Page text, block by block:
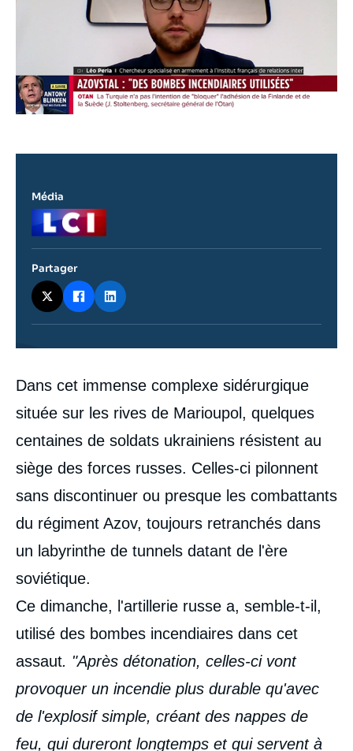
Contenu
médiatique
Dans cet immense complexe sidérurgique
située sur les rives de Marioupol, quelques
centaines de soldats ukrainiens résistent au
siège des forces russes. Celles-ci pilonnent
sans discontinuer ou presque les combattants
du régiment Azov, toujours retranchés dans
un labyrinthe de tunnels datant de l'ère
soviétique.
Ce dimanche, l'artillerie russe a, semble-t-il,
utilisé des bombes incendiaires dans cet
assaut. "Après détonation, celles-ci vont
provoquer un incendie plus durable qu'avec
de l'explosif simple, créant des nappes de
feu, qui dureront longtemps et qui servent à
Média
Logo
Partager